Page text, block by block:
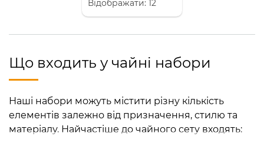
Що входить у чайні набори
Наші набори можуть містити різну кількість
елементів залежно від призначення, стилю та
матеріалу. Найчастіше до чайного сету входять: